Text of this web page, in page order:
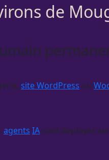
de
site WordPress ou
agents IA sont déployés